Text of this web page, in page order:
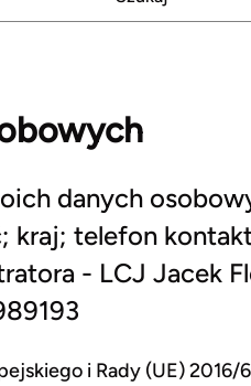
danych
telefon
- LCJ Jacek
i Rady (UE)